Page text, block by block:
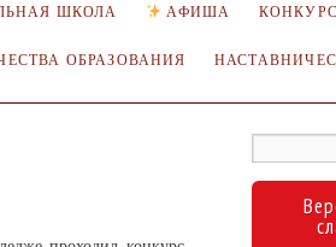
ШКОЛА АФИША
ОБРАЗОВАНИЯ